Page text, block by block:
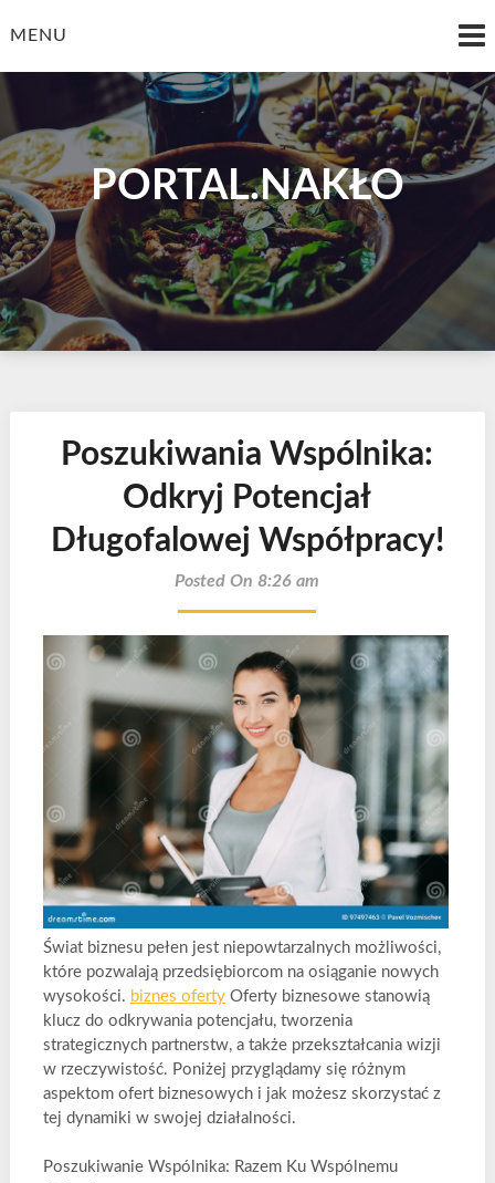
toMENU
PORTAL.NAKŁO
Poszukiwania Wspólnika:
Odkryj Potencjał
Długofalowej Współpracy!
Posted On 8:26 am
Świat biznesu pełen jest niepowtarzalnych możliwości,
które pozwalają przedsiębiorcom na osiąganie nowych
wysokości. biznes ofertyOferty biznesowe stanowią
klucz do odkrywania potencjału, tworzenia
strategicznych partnerstw, a także przekształcania wizji
w rzeczywistość. Poniżej przyglądamy się różnym
aspektom ofert biznesowych i jak możesz skorzystać z
tej dynamiki w swojej działalności.
Poszukiwanie Wspólnika: Razem Ku Wspólnemu